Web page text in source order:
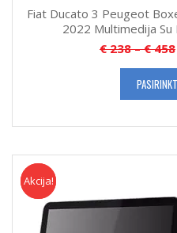
Fiat Ducato 3 Peugeot
2022 Multimedija
€238–€458
Akcija
Akcija!